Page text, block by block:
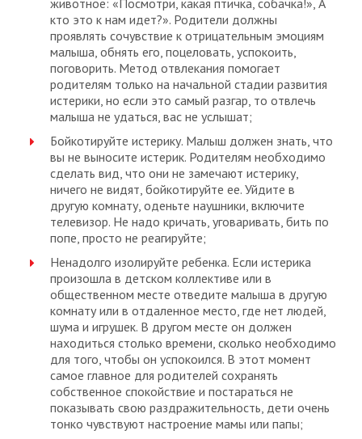
животное: «Посмотри, какая птичка, собачка!», А
кто это к нам идет?». Родители должны
проявлять сочувствие к отрицательным эмоциям
малыша, обнять его, поцеловать, успокоить,
поговорить. Метод отвлекания помогает
родителям только на начальной стадии развития
истерики, но если это самый разгар, то отвлечь
малыша не удаться, вас не услышат;
Бойкотируйте истерику. Малыш должен знать, что
вы не выносите истерик. Родителям необходимо
сделать вид, что они не замечают истерику,
ничего не видят, бойкотируйте ее. Уйдите в
другую комнату, оденьте наушники, включите
телевизор. Не надо кричать, уговаривать, бить по
попе, просто не реагируйте;
Ненадолго изолируйте ребенка. Если истерика
произошла в детском коллективе или в
общественном месте отведите малыша в другую
комнату или в отдаленное место, где нет людей,
шума и игрушек. В другом месте он должен
находиться столько времени, сколько необходимо
для того, чтобы он успокоился. В этот момент
самое главное для родителей сохранять
собственное спокойствие и постараться не
показывать свою раздражительность, дети очень
тонко чувствуют настроение мамы или папы;